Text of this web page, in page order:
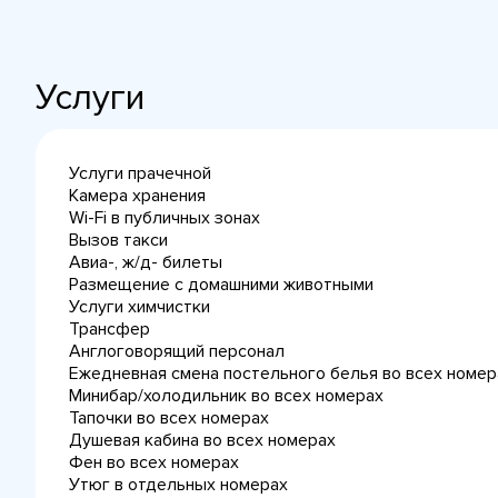
Услуги
Услуги прачечной
Камера хранения
Wi-Fi в публичных зонах
Вызов такси
Авиа-, ж/д- билеты
Размещение с домашними животными
Услуги химчистки
Трансфер
Англоговорящий персонал
Ежедневная cмена постельного белья во всех
Минибар/холодильник во всех номерах
Тапочки во всех номерах
Душевая кабина во всех номерах
Фен во всех номерах
Утюг в отдельных номерах